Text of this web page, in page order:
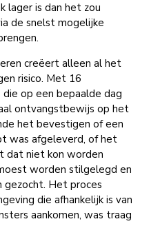
lager is dan het zou
de snelst mogelijke
creëert alleen al het
risico. Met 16
op een bepaalde dag
ontvangstbewijs op het
het bevestigen of een
was afgeleverd, of het
dat niet kon worden
worden stilgelegd en
Het proces
die afhankelijk is van
aankomen, was traag